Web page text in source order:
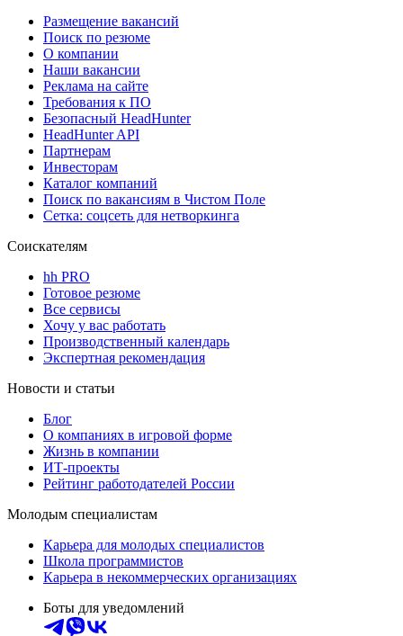
Размещение вакансий
Поиск по резюме
О компании
Наши вакансии
Реклама на сайте
Требования к ПО
Безопасный HeadHunter
HeadHunter API
Партнерам
Инвесторам
Каталог компаний
Поиск по вакансиям в Чистом Поле
Сетка: соцсеть для нетворкинга
Соискателям
hh PRO
Готовое резюме
Все сервисы
Хочу у вас работать
Производственный календарь
Экспертная рекомендация
Новости и статьи
Блог
О компаниях в игровой форме
Жизнь в компании
ИТ-проекты
Рейтинг работодателей России
Молодым специалистам
Карьера для молодых специалистов
Школа программистов
Карьера в некоммерческих организациях
Боты для уведомлений